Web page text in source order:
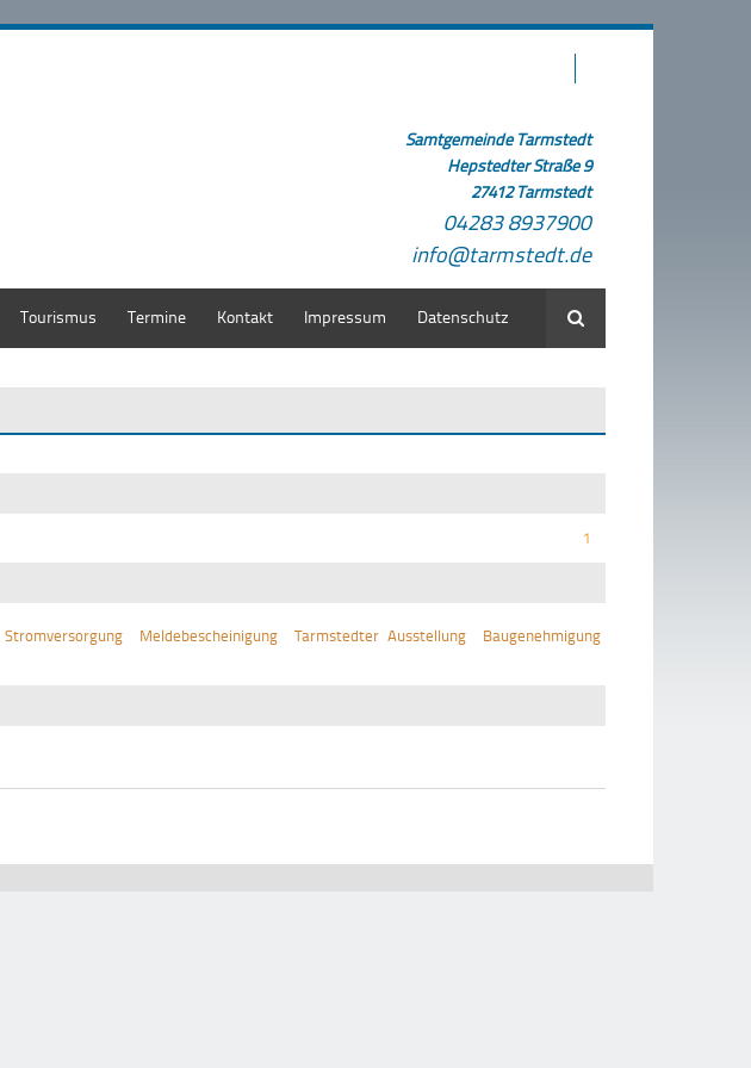
Samtgemeinde Tarmstedt
Hepstedter Straße 9
27412 Tarmstedt
04283 8937900
info@tarmstedt.de
Tourismus Termine Kontakt Impressum Datenschutz Suche
1
Stromversorgung Meldebescheinigung Tarmstedter Ausstellung
Baugenehmigung